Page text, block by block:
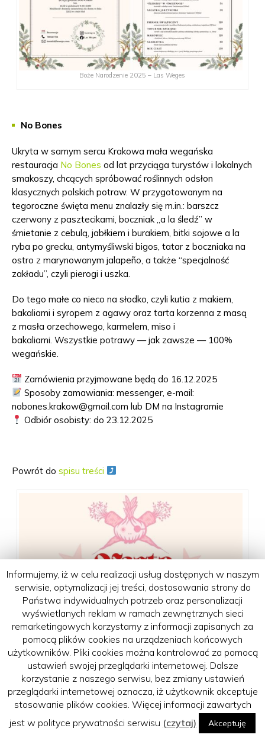
Boże Narodzenie 2025 – Las Weges
No Bones
Ukryta w samym sercu Krakowa mała wegańska
restauracja No Bones od lat przyciąga turystów i lokalnych
smakoszy, chcących spróbować roślinnych odsłon
klasycznych polskich potraw. W przygotowanym na
tegoroczne święta menu znalazły się m.in.: barszcz
czerwony z pasztecikami, boczniak „a la śledź” w
śmietanie z cebulą, jabłkiem i burakiem, bitki sojowe a la
ryba po grecku, antymyśliwski bigos, tatar z boczniaka na
ostro z marynowanym jalapeño, a także “specjalność
zakładu”, czyli pierogi i uszka.
Do tego małe co nieco na słodko, czyli kutia z makiem,
bakaliami i syropem z agawy oraz tarta korzenna z masą
z masła orzechowego, karmelem, miso i
bakaliami. Wszystkie potrawy — jak zawsze — 100%
wegańskie.
Zamówienia przyjmowane będą do 16.12.2025
Sposoby zamawiania: messenger, e-mail:
nobones.krakow@gmail.com lub DM na Instagramie
Odbiór osobisty: do 23.12.2025
Powrót do spisu treści
Informujemy, iż w celu realizacji usług dostępnych w naszym
serwisie, optymalizacji jej treści, dostosowania strony do
Państwa indywidualnych potrzeb oraz personalizacji
wyświetlanych reklam w ramach zewnętrznych sieci
remarketingowych korzystamy z informacji zapisanych za
pomocą plików cookies na urządzeniach końcowych
użytkowników. Pliki cookies można kontrolować za pomocą
ustawień swojej przeglądarki internetowej. Dalsze
korzystanie z naszego serwisu, bez zmiany ustawień
przeglądarki internetowej oznacza, iż użytkownik akceptuje
stosowanie plików cookies. Więcej informacji zawartych
jest w polityce prywatności serwisu (czytaj) Akceptuję